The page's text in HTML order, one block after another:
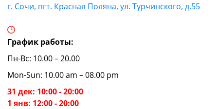
г. Сочи, пгт. Красная Поляна, ул. Турчинского, д.55
График работы:
Пн-Вс: 10.00 – 20.00
Mon-Sun: 10.00 am – 08.00 pm
31 дек: 10:00 - 20:00
1 янв: 12:00 - 20:00